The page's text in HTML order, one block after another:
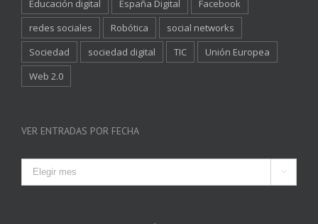
Educación digital
España Digital
Facebook
redes sociales
Robótica
social networks
Sociedad
sociedad digital TIC
Unión Europea
Web 2.0
VER ENTRADAS POR FECHA
Ver
entradas
